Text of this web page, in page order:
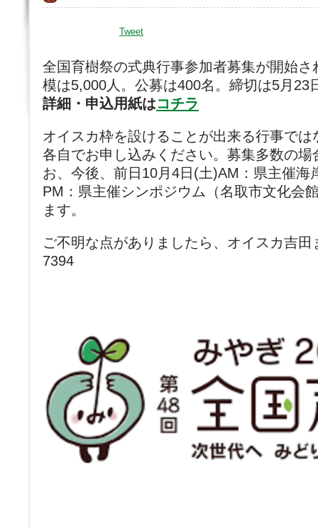
Tweet
全国育樹祭の式典行事参加者募集が開始
模は5,000人。公募は400名。締切は5月23
詳細・申込用紙はコチラ
オイスカ枠を設けることが出来る行事で
各自でお申し込みください。募集多数の
お、今後、前日10月4日(土)AM：県主催海
PM：県主催シンポジウム（名取市文化会
ます。
ご不明な点がありましたら、オイスカ吉田
7394